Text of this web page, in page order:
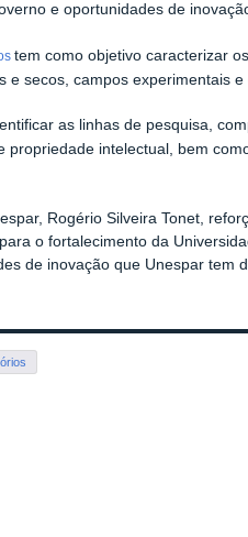
e oportunidades de
tem como objetivo caracterizar
e secos, campos experimentais
as linhas de pesquisa,
propriedade intelectual, bem
Rogério Silveira Tonet,
o fortalecimento da
de inovação que Unespar tem